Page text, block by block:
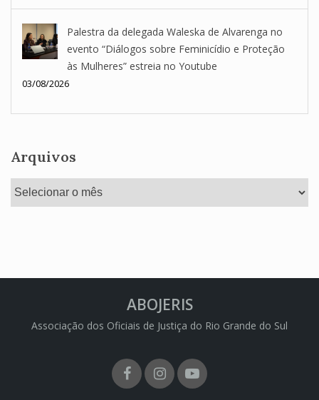
Palestra da delegada Waleska de Alvarenga no
evento “Diálogos sobre Feminicídio e Proteção
às Mulheres” estreia no Youtube
03/08/2026
Arquivos
Arquivos
ABOJERIS
Associação dos Oficiais de Justiça do Rio Grande do Sul
FacebookInstagram
Youtube